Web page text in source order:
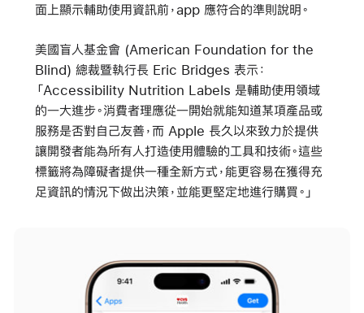
面上顯示輔助使用資訊前，app 應符合的準則說明。
美國盲人基金會 (American Foundation for the
Blind) 總裁暨執行長 Eric Bridges 表示：
「Accessibility Nutrition Labels 是輔助使用領域
的一大進步。消費者理應從一開始就能知道某項產品或
服務是否對自己友善，而 Apple 長久以來致力於提供
讓開發者能為所有人打造使用體驗的工具和技術。這些
標籤將為障礙者提供一種全新方式，能更容易在獲得充
足資訊的情況下做出決策，並能更堅定地進行購買。」